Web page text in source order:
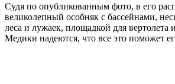
Судя по опубликованным фото, в его
великолепный особняк с бассейнами,
леса и лужаек, площадкой для вертолета
Медики надеются, что все это поможет